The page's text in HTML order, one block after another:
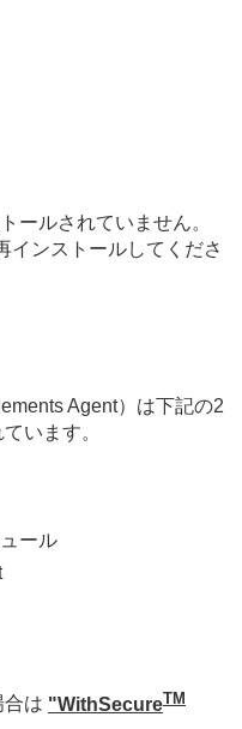
ルされていません。
ストールしてくださ
Agent）は下記の2
います。
ール
は "WithSecureTM